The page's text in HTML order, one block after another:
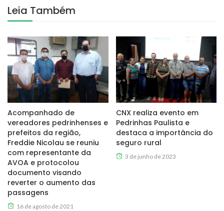
Leia Também
Acompanhado de
vereadores pedrinhenses e
prefeitos da região,
Freddie Nicolau se reuniu
com representante da
AVOA e protocolou
documento visando
reverter o aumento das
passagens
16 de agosto de 2021
CNX realiza evento em
Pedrinhas Paulista e
destaca a importância do
seguro rural
3 de junho de 2023